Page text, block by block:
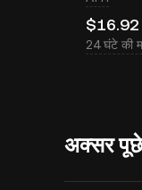
$16.92
24 घंटे की
अक्सर पूछे